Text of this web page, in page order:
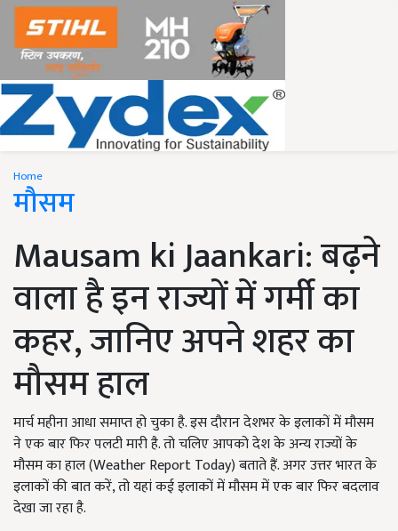
Home
मौसम
Mausam ki Jaankari: बढ़ने
वाला है इन राज्यों में गर्मी का
कहर, जानिए अपने शहर का
मौसम हाल
मार्च महीना आधा समाप्त हो चुका है. इस दौरान देशभर के इलाकों में मौसम
ने एक बार फिर पलटी मारी है. तो चलिए आपको देश के अन्य राज्यों के
मौसम का हाल (Weather Report Today) बताते हैं. अगर उत्तर भारत के
इलाकों की बात करें, तो यहां कई इलाकों में मौसम में एक बार फिर बदलाव
देखा जा रहा है.